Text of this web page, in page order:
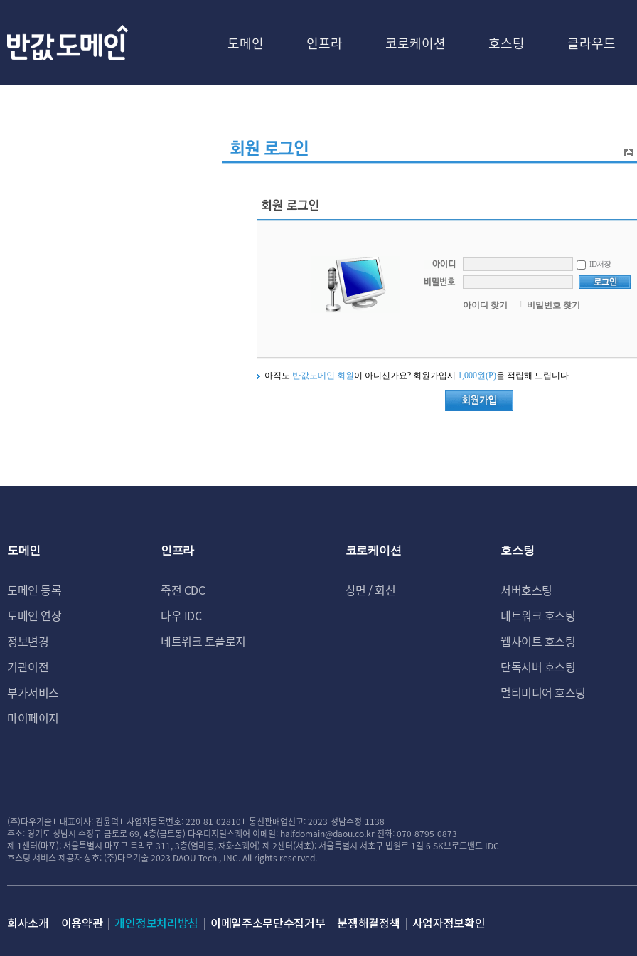
도메인 인프라 코로케이션 호스팅 클라우드
ID저장
아이디 찾기 비밀번호 찾기
아직도 반값도메인 회원 이 아니신가요? 회원가입시 1,000원(P)을 적립해 드립니다.
도메인
도메인 등록
도메인 연장
정보변경
기관이전
부가서비스
마이페이지
인프라
죽전 CDC
다우 IDC
네트워크 토플로지
코로케이션
상면 / 회선
호스팅
서버호스팅
네트워크 호스팅
웹사이트 호스팅
단독서버 호스팅
멀티미디어 호스팅
(주)다우기술 대표이사: 김윤덕 사업자등록번호: 220-81-02810
통신판매업신고: 2023-성남수정-1138
주소: 경기도 성남시 수정구 금토로 69, 4층(금토동) 다우디지털스퀘어 이메일: halfdomain@daou.co.kr 전화: 070-8795-0873
제 1센터(마포): 서울특별시 마포구 독막로 311, 3층(염리동, 재화스퀘어) 제 2센터(서초): 서울특별시 서초구 법원로 1길 6 SK브로드밴드 IDC
호스팅 서비스 제공자 상호: (주)다우기술2023 DAOU Tech., INC. All rights reserved.
회사소개 이용약관 개인정보처리방침 이메일주소무단수집거부 분쟁해결정책 사업자정보확인